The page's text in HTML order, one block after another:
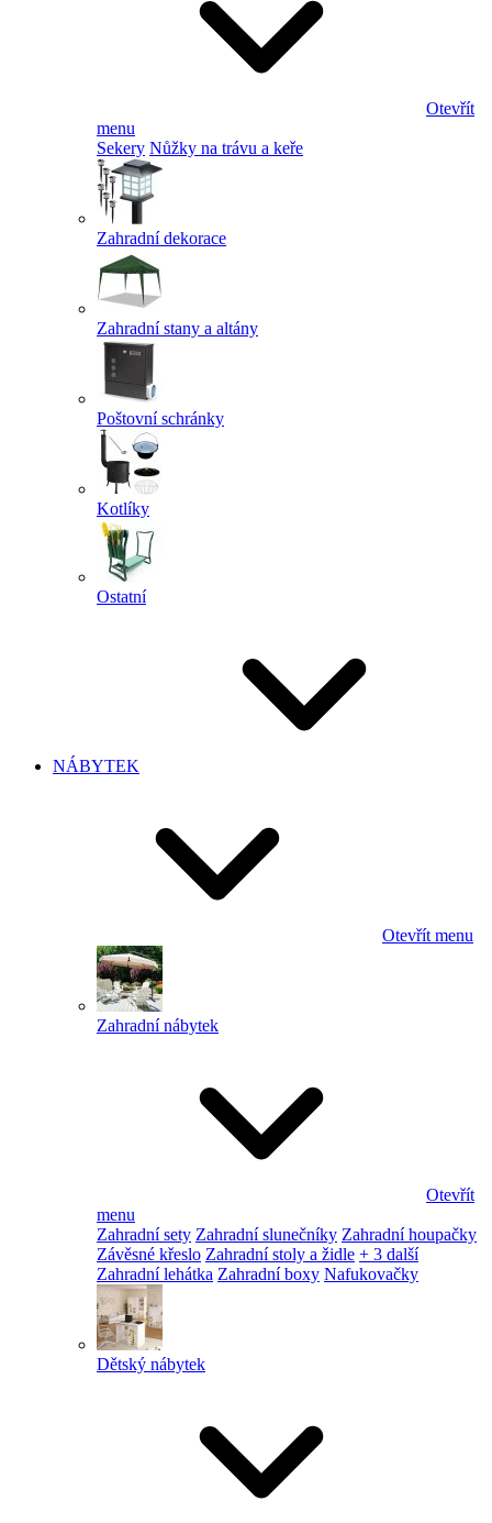
Otevřít
menu
Sekery Nůžky na trávu a keře
Zahradní dekorace
Zahradní stany a altány
Poštovní schránky
Kotlíky
Ostatní
NÁBYTEK
Otevřít menu
Zahradní nábytek
Otevřít
menu
Zahradní sety Zahradní slunečníky Zahradní houpačky
Závěsné křeslo Zahradní stoly a židle + 3 další
Zahradní lehátka Zahradní boxy Nafukovačky
Dětský nábytek